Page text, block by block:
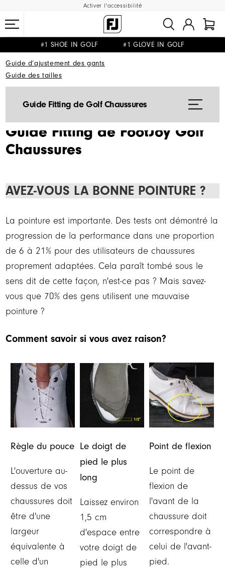
Activer l'accessibilité
#1 SHOE IN GOLF #1 GLOVE IN GOLF
LIVRAISON OFFERTE
DÈS 99€+
Guide d’ajustement des gants
Guide des tailles
Guide Fitting de Golf Chaussures
Guide Fitting de FootJoy Golf
Chaussures
AVEZ-VOUS LA BONNE POINTURE ?
La pointure est importante. Des tests ont démontré la
progression de la performance dans une proportion
de 6 à 21% pour des utilisateurs de chaussures
proprement adaptées. Cela paraît tombé sous le
sens dit de cette façon, n'est-ce pas ? Mais savez-
vous que 70% des gens utilisent une mauvaise
pointure ?
Comment savoir si vous avez raison?
Règle du pouce
L'ouverture au-
dessus de vos
chaussures doit
être d'une
largeur
équivalente à
celle d'un
Le doigt de
pied le plus
long
Laissez environ
1,5 cm
d'espace entre
votre doigt de
pied le plus
Point de flexion
Le point de
flexion de
l'avant de la
chaussure doit
correspondre à
celui de l'avant-
pied.